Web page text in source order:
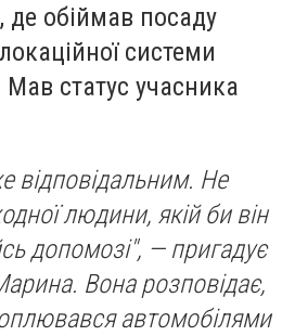
обіймав посаду
системи
Мав статус учасника
відповідальним. Не
людини, якій би він
допомозі", — пригадує
Вона розповідає,
автомобілями